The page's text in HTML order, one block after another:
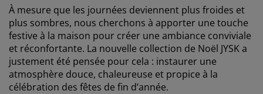
À mesure que les journées deviennent plus froides et
plus sombres, nous cherchons à apporter une touche
festive à la maison pour créer une ambiance conviviale
et réconfortante. La nouvelle collection de Noël JYSK a
justement été pensée pour cela : instaurer une
atmosphère douce, chaleureuse et propice à la
célébration des fêtes de fin d’année.